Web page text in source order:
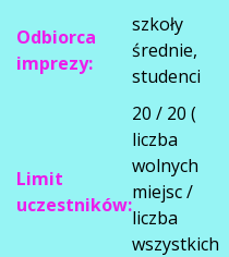
Odbiorca
imprezy:
szkoły
średnie,
studenci
Limit
uczestników:
20 / 20 (
liczba
wolnych
miejsc /
liczba
wszystkich